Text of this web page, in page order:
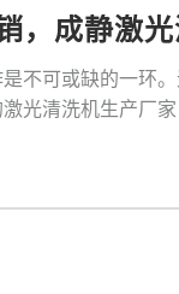
，成静激
不可或缺的一环
光清洗机生产厂